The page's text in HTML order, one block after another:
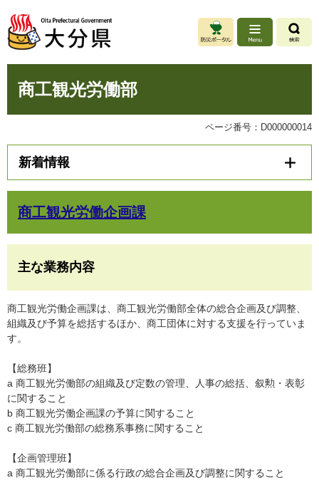
ジ
先
ュ
を
商工観光労働部
ページ番号：D000000014
新着情報
商工観光労働企画課
主な業務内容
商工観光労働企画課は、商工観光労働部全体の総合企画及び調整、
組織及び予算を総括するほか、商工団体に対する支援を行っていま
す。
【総務班】
a 商工観光労働部の組織及び定数の管理、人事の総括、叙勲・表彰
に関すること
b 商工観光労働企画課の予算に関すること
c 商工観光労働部の総務系事務に関すること
【企画管理班】
a 商工観光労働部に係る行政の総合企画及び調整に関すること